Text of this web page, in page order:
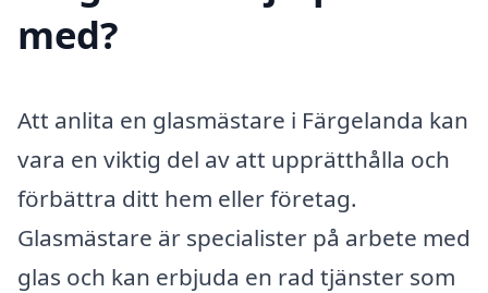
med?
Att anlita en glasmästare i Färgelanda kan
vara en viktig del av att upprätthålla och
förbättra ditt hem eller företag.
Glasmästare är specialister på arbete med
glas och kan erbjuda en rad tjänster som